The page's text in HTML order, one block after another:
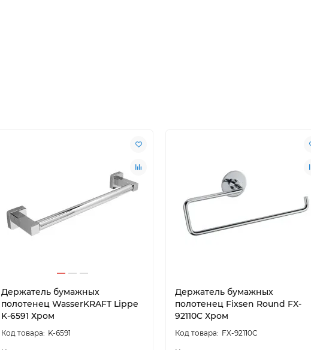
Держатель бумажных
полотенец WasserKRAFT Lippe
K-6591 Хром
K-6591
Держатель бумажных
полотенец Fixsen Round FX-
92110C Хром
FX-92110C